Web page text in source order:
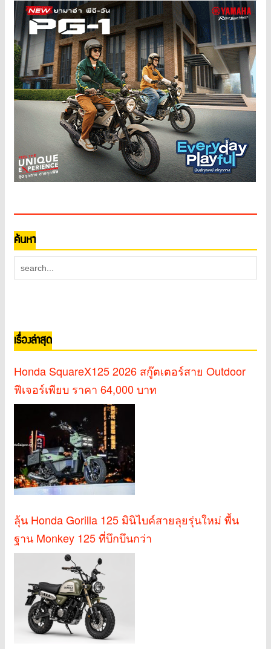
ค้นหา
เรื่องล่าสุด
Honda SquareX125 2026 สกู๊ตเตอร์สาย Outdoor
ฟีเจอร์เพียบ ราคา 64,000 บาท
ลุ้น Honda Gorilla 125 มินิไบค์สายลุยรุ่นใหม่ พื้น
ฐาน Monkey 125 ที่บึกบึนกว่า